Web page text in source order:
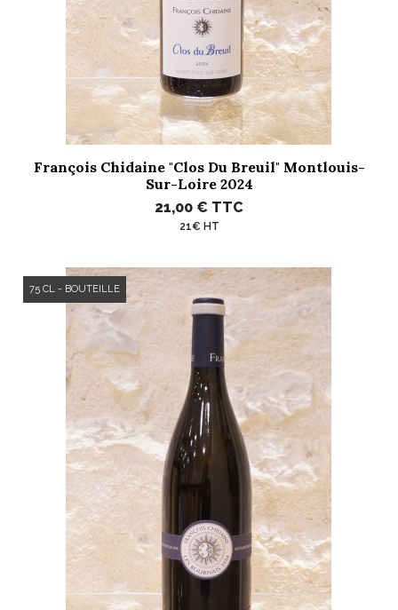
François Chidaine "Clos Du Breuil" Montlouis-
Sur-Loire 2024
21,00 € TTC
21€ HT
75 CL - BOUTEILLE